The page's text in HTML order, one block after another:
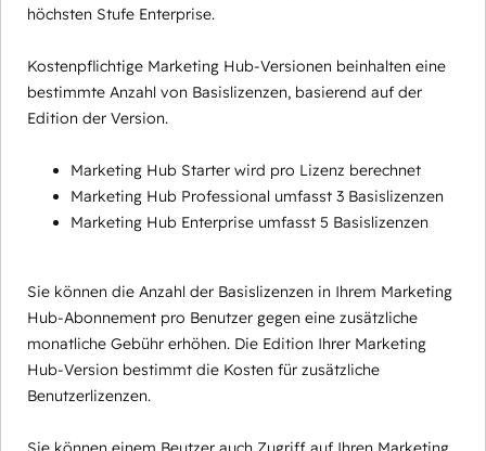
höchsten Stufe Enterprise.
Kostenpflichtige Marketing Hub-Versionen beinhalten eine
bestimmte Anzahl von Basislizenzen, basierend auf der
Edition der Version.
Marketing Hub Starter wird pro Lizenz berechnet
Marketing Hub Professional umfasst 3 Basislizenzen
Marketing Hub Enterprise umfasst 5 Basislizenzen
Sie können die Anzahl der Basislizenzen in Ihrem Marketing
Hub-Abonnement pro Benutzer gegen eine zusätzliche
monatliche Gebühr erhöhen. Die Edition Ihrer Marketing
Hub-Version bestimmt die Kosten für zusätzliche
Benutzerlizenzen.